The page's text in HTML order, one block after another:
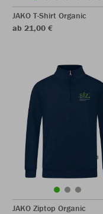
JAKO T-Shirt Organic
ab 21,00 €
JAKO Ziptop Organic